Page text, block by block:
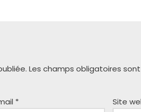
Les champs obligatoires
* Site